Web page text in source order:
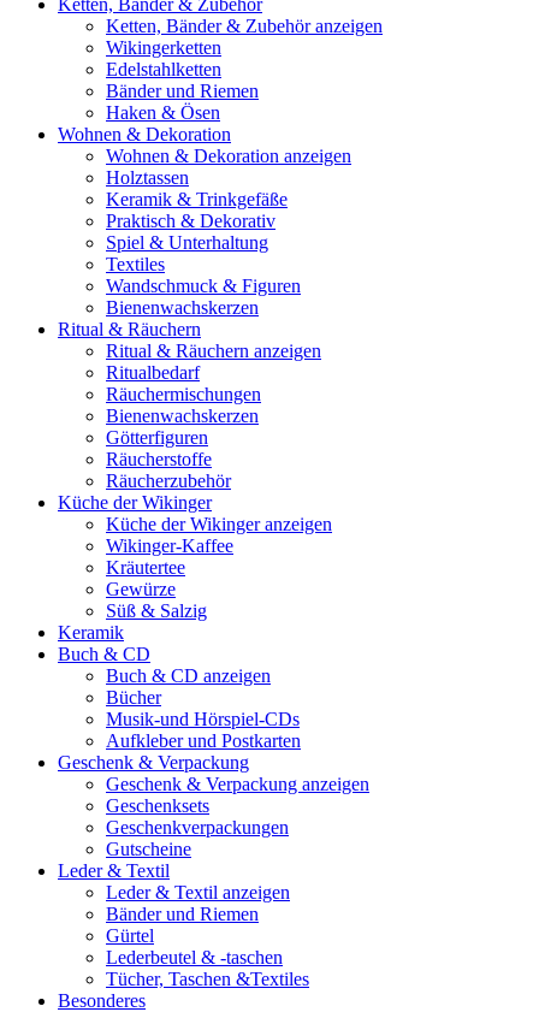
Ketten, Bänder & Zubehör anzeigen
Wikingerketten
Edelstahlketten
Bänder und Riemen
Haken & Ösen
Wohnen & Dekoration
Wohnen & Dekoration anzeigen
Holztassen
Keramik & Trinkgefäße
Praktisch & Dekorativ
Spiel & Unterhaltung
Textiles
Wandschmuck & Figuren
Bienenwachskerzen
Ritual & Räuchern
Ritual & Räuchern anzeigen
Ritualbedarf
Räuchermischungen
Bienenwachskerzen
Götterfiguren
Räucherstoffe
Räucherzubehör
Küche der Wikinger
Küche der Wikinger anzeigen
Wikinger-Kaffee
Kräutertee
Gewürze
Süß & Salzig
Keramik
Buch & CD
Buch & CD anzeigen
Bücher
Musik-und Hörspiel-CDs
Aufkleber und Postkarten
Geschenk & Verpackung
Geschenk & Verpackung anzeigen
Geschenksets
Geschenkverpackungen
Gutscheine
Leder & Textil
Leder & Textil anzeigen
Bänder und Riemen
Gürtel
Lederbeutel & -taschen
Tücher, Taschen &Textiles
Besonderes